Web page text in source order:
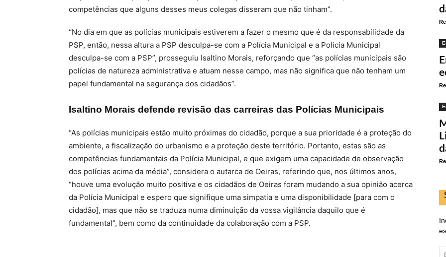
competências que alguns desses meus colegas disseram que não tinham”.
“No dia em que as polícias municipais estiverem a fazer o mesmo que é da responsabilidade da
PSP, então, nessa altura a PSP desculpa-se com a Polícia Municipal e a Polícia Municipal
desculpa-se com a PSP”, prosseguiu Isaltino Morais, reforçando que “as polícias municipais são
polícias de natureza administrativa e atuam nesse campo, mas não significa que não tenham um
papel fundamental na segurança dos cidadãos”.
Isaltino Morais defende revisão das carreiras das Polícias Municipais
“As polícias municipais estão muito próximas do cidadão, porque a sua prioridade é a proteção do
ambiente, a fiscalização do urbanismo e a proteção deste território. Portanto, estas são as
competências fundamentais da Polícia Municipal, e que exigem uma capacidade de observação
dos polícias acima da média”, considera o autarca de Oeiras, referindo que, nos últimos anos,
“houve uma evolução muito positiva e os cidadãos de Oeiras foram mudando a sua opinião acerca
da Polícia Municipal e espero que signifique uma simpatia e uma disponibilidade [para com o
cidadão], mas que não se traduza numa diminuição da vossa vigilância daquilo que é
fundamental”, bem como da continuidade da colaboração com a PSP.